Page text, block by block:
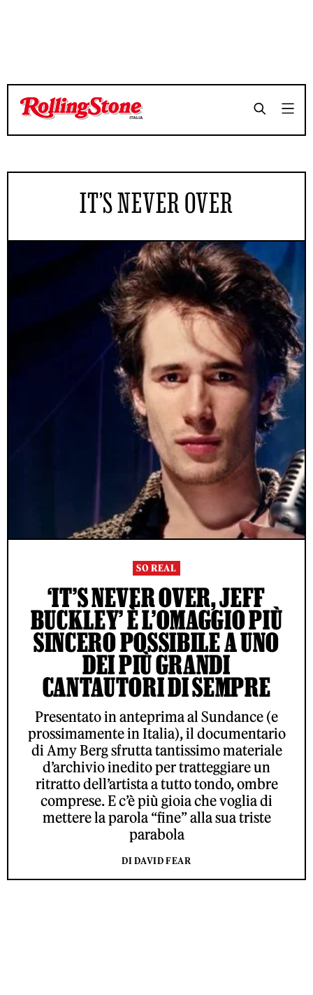
IT’S NEVER OVER
SO REAL
‘IT’S NEVER OVER, JEFF
BUCKLEY’ È L’OMAGGIO PIÙ
SINCERO POSSIBILE A UNO
DEI PIÙ GRANDI
CANTAUTORI DI SEMPRE
Presentato in anteprima al Sundance (e
prossimamente in Italia), il documentario
di Amy Berg sfrutta tantissimo materiale
d’archivio inedito per tratteggiare un
ritratto dell’artista a tutto tondo, ombre
comprese. E c’è più gioia che voglia di
mettere la parola “fine” alla sua triste
parabola
DI DAVID FEAR